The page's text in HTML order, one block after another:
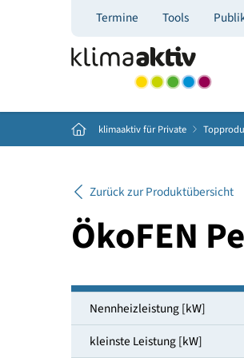
Termine Tools
Home klimaaktiv für Private
ÖkoFEN
Nennheizleistung [kW]